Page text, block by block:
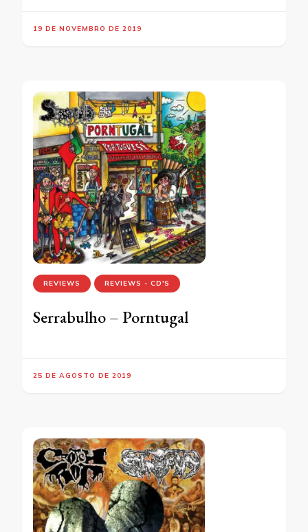
19 DE NOVEMBRO DE 2019
REVIEWS REVIEWS - CD'S
Serrabulho – Porntugal
25 DE AGOSTO DE 2019